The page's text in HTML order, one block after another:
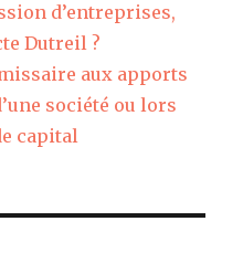
d’entreprises,
Dutreil ?
aux apports
société ou lors
capital